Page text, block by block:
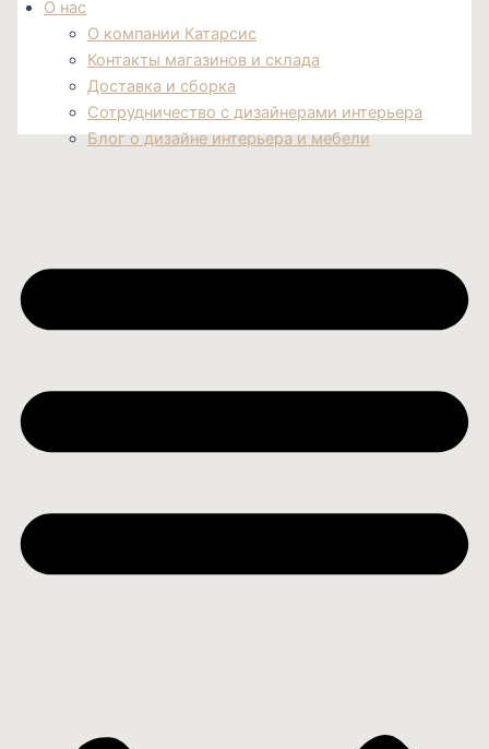
О нас
О компании Катарсис
Контакты магазинов и склада
Доставка и сборка
Сотрудничество с дизайнерами интерьера
Блог о дизайне интерьера и мебели